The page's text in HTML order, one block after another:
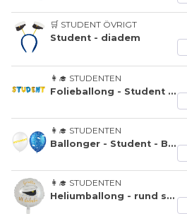
🛒 STUDENT ÖVRIGT
Student - diadem
👩‍🎓 STUDENTEN
Folieballong - Student - Blå och gul
👩‍🎓 STUDENTEN
Ballonger - Student - Blå och vit - 6 st
👩‍🎓 STUDENTEN
Heliumballong - rund studentmössa